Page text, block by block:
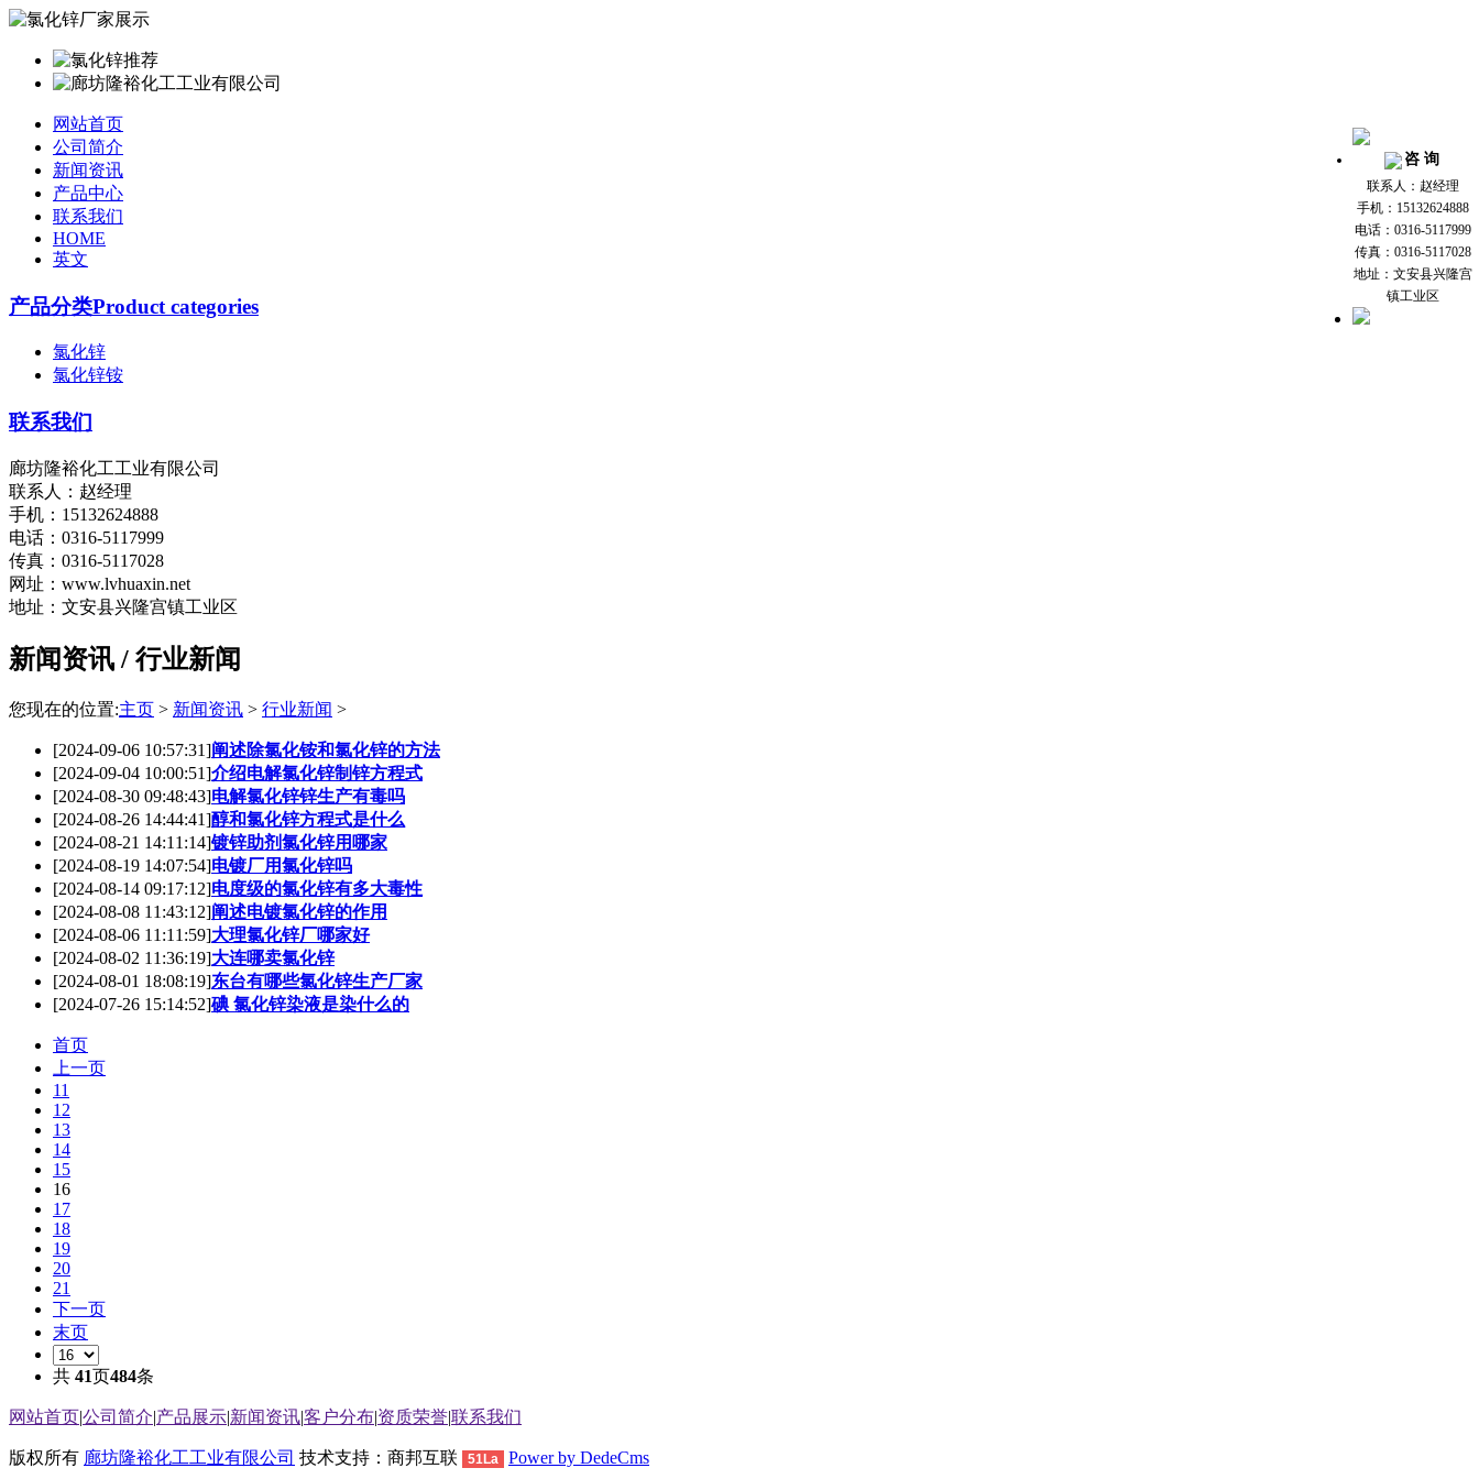
网站首页
公司简介
新闻资讯
产品中心
联系我们
HOME
英文
产品分类Product categories
氯化锌
氯化锌铵
联系我们
廊坊隆裕化工工业有限公司
联系人：赵经理
手机：15132624888
电话：0316-5117999
传真：0316-5117028
网址：www.lvhuaxin.net
地址：文安县兴隆宫镇工业区
新闻资讯 / 行业新闻
您现在的位置:主页 > 新闻资讯 > 行业新闻 >
[2024-09-06 10:57:31]阐述除氯化铵和氯化锌的方法
[2024-09-04 10:00:51]介绍电解氯化锌制锌方程式
[2024-08-30 09:48:43]电解氯化锌锌生产有毒吗
[2024-08-26 14:44:41]醇和氯化锌方程式是什么
[2024-08-21 14:11:14]镀锌助剂氯化锌用哪家
[2024-08-19 14:07:54]电镀厂用氯化锌吗
[2024-08-14 09:17:12]电度级的氯化锌有多大毒性
[2024-08-08 11:43:12]阐述电镀氯化锌的作用
[2024-08-06 11:11:59]大理氯化锌厂哪家好
[2024-08-02 11:36:19]大连哪卖氯化锌
[2024-08-01 18:08:19]东台有哪些氯化锌生产厂家
[2024-07-26 15:14:52]碘 氯化锌染液是染什么的
首页
上一页
11
12
13
14
15
16
17
18
19
20
21
下一页
末页
共 41页484条
网站首页|公司简介|产品展示|新闻资讯|客户分布|资质荣誉|联系我们
版权所有 廊坊隆裕化工工业有限公司 技术支持：商邦互联 51La Power by DedeCms
咨 询
联系人：赵经理
手机：15132624888
电话：0316-5117999
传真：0316-5117028
地址：文安县兴隆宫
镇工业区